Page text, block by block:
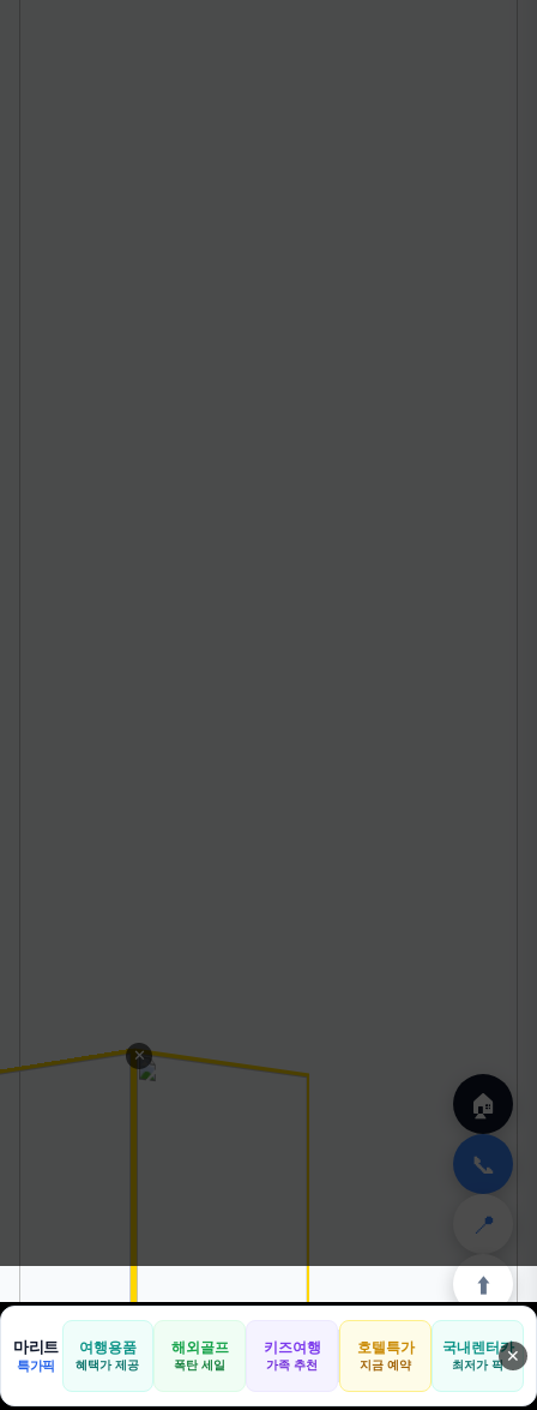
🏠
✈️
공항
⛳
골프
📋
🛒
쿠팡
🎁
테무
🏠
📞
📍
⬆️
🏠 📝
견적 커뮤니티
🚐
기사등록
🛒
아마존
✕
마리트
특가픽
여행용품
혜택가 제공
해외골프
폭탄 세일
키즈여행
가족 추천
호텔특가
지금 예약
국내렌터카
최저가 픽 ✕